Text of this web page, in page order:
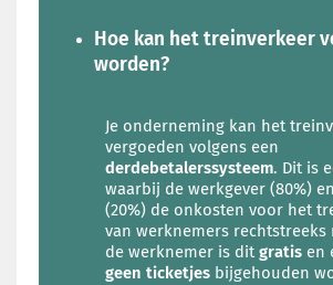
Hoe kan het treinverkeer
worden?
Je onderneming kan het
vergoeden volgens een
derdebetalerssysteem. Dit is
waarbij de werkgever (80%)
(20%) de onkosten voor het
van werknemers rechtstreeks
de werknemer is dit gratis en
geen ticketjes bijgehouden